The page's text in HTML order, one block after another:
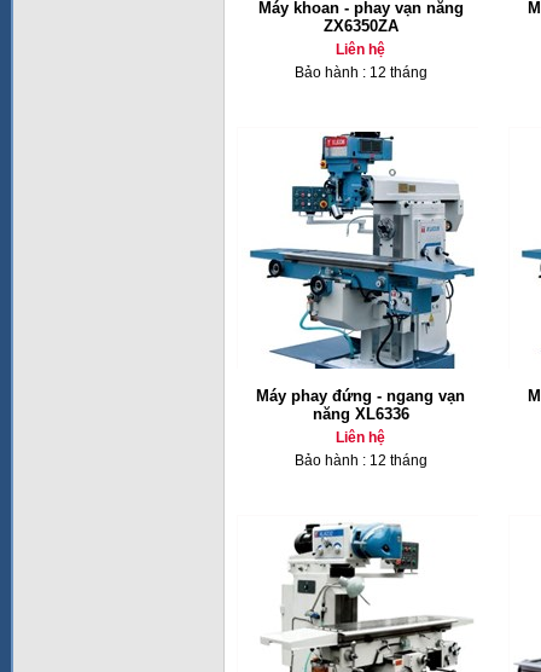
Máy khoan - phay vạn năng
ZX6350ZA
Liên hệ
Bảo hành : 12 tháng
Máy phay đứng - ngang vạn
năng XL6336
Liên hệ
Bảo hành : 12 tháng